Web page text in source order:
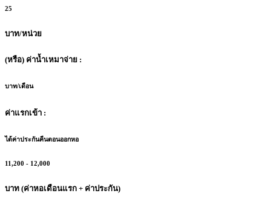
25
บาท/หน่วย
(หรือ) ค่าน้ำเหมาจ่าย :
บาท/เดือน
ค่าแรกเข้า :
ได้ค่าประกันคืนตอนออกหอ
11,200 - 12,000
บาท (ค่าหอเดือนแรก + ค่าประกัน)